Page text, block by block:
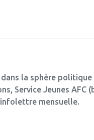
la sphère
Service Jeunes
mensuelle.